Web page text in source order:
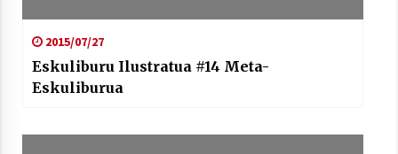
2015/07/27
Eskuliburu Ilustratua #14 Meta-
Eskuliburua